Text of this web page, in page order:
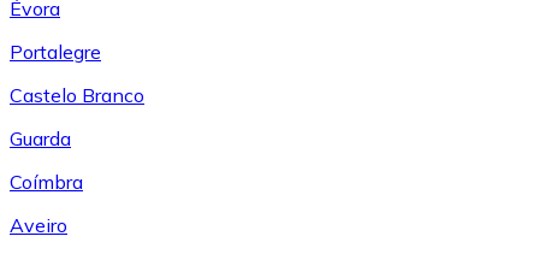
Évora
Portalegre
Castelo Branco
Guarda
Coímbra
Aveiro